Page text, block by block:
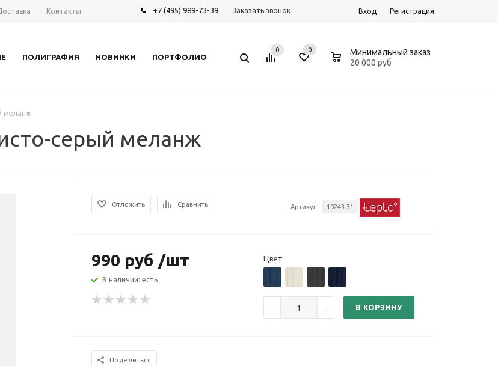
Контакты +7 (495) 989-73-39 Заказать звонок Вход Регистрация
ПОЛИГРАФИЯ НОВИНКИ ПОРТФОЛИО
0 0
Минимальный заказ
20 000 руб
меланж
серый меланж
Артикул 19243.31
Отложить Сравнить
990 руб /шт
В наличии: есть
Цвет
В КОРЗИНУ
Поделиться